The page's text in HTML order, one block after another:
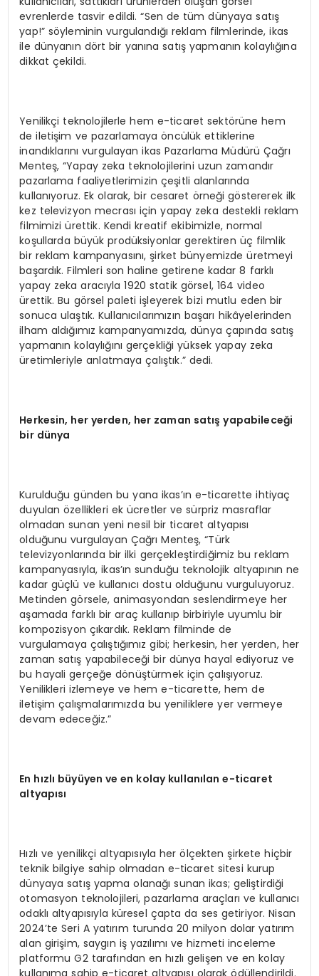
evrenlerde tasvir edildi. “Sen de tüm dünyaya satış
yap!” söyleminin vurgulandığı reklam filmlerinde, ikas
ile dünyanın dört bir yanına satış yapmanın kolaylığına
dikkat çekildi.
Yenilikçi teknolojilerle hem e-ticaret sektörüne hem
de iletişim ve pazarlamaya öncülük ettiklerine
inandıklarını vurgulayan ikas Pazarlama Müdürü Çağrı
Menteş, “Yapay zeka teknolojilerini uzun zamandır
pazarlama faaliyetlerimizin çeşitli alanlarında
kullanıyoruz. Ek olarak, bir cesaret örneği göstererek ilk
kez televizyon mecrası için yapay zeka destekli reklam
filmimizi ürettik. Kendi kreatif ekibimizle, normal
koşullarda büyük prodüksiyonlar gerektiren üç filmlik
bir reklam kampanyasını, şirket bünyemizde üretmeyi
başardık. Filmleri son haline getirene kadar 8 farklı
yapay zeka aracıyla 1920 statik görsel, 164 video
ürettik. Bu görsel paleti işleyerek bizi mutlu eden bir
sonuca ulaştık. Kullanıcılarımızın başarı hikâyelerinden
ilham aldığımız kampanyamızda, dünya çapında satış
yapmanın kolaylığını gerçekliği yüksek yapay zeka
üretimleriyle anlatmaya çalıştık.” dedi.
Herkesin, her yerden, her zaman satış yapabileceği
bir dünya
Kurulduğu günden bu yana ikas’ın e-ticarette ihtiyaç
duyulan özellikleri ek ücretler ve sürpriz masraflar
olmadan sunan yeni nesil bir ticaret altyapısı
olduğunu vurgulayan Çağrı Menteş, “Türk
televizyonlarında bir ilki gerçekleştirdiğimiz bu reklam
kampanyasıyla, ikas’ın sunduğu teknolojik altyapının ne
kadar güçlü ve kullanıcı dostu olduğunu vurguluyoruz.
Metinden görsele, animasyondan seslendirmeye her
aşamada farklı bir araç kullanıp birbiriyle uyumlu bir
kompozisyon çıkardık. Reklam filminde de
vurgulamaya çalıştığımız gibi; herkesin, her yerden, her
zaman satış yapabileceği bir dünya hayal ediyoruz ve
bu hayali gerçeğe dönüştürmek için çalışıyoruz.
Yenilikleri izlemeye ve hem e-ticarette, hem de
iletişim çalışmalarımızda bu yeniliklere yer vermeye
devam edeceğiz.”
En hızlı büyüyen ve en kolay kullanılan e-ticaret
altyapısı
Hızlı ve yenilikçi altyapısıyla her ölçekten şirkete hiçbir
teknik bilgiye sahip olmadan e-ticaret sitesi kurup
dünyaya satış yapma olanağı sunan ikas; geliştirdiği
otomasyon teknolojileri, pazarlama araçları ve kullanıcı
odaklı altyapısıyla küresel çapta da ses getiriyor. Nisan
2024’te Seri A yatırım turunda 20 milyon dolar yatırım
alan girişim, saygın iş yazılımı ve hizmeti inceleme
platformu G2 tarafından en hızlı gelişen ve en kolay